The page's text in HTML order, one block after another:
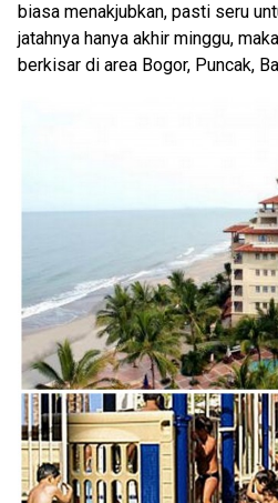
biasa menakjubkan, pasti seru
jatahnya hanya akhir minggu,
berkisar di area Bogor, Puncak,